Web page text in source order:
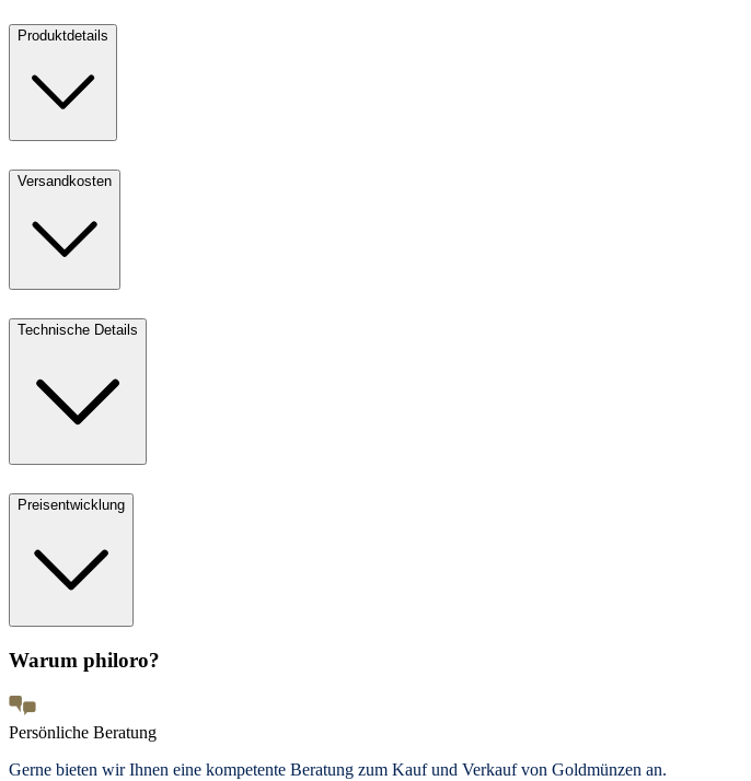
Produktdetails
Versandkosten
Technische Details
Preisentwicklung
Warum philoro?
Persönliche Beratung
Gerne bieten wir Ihnen eine kompetente Beratung zum Kauf und Verkauf von Goldmünzen an.